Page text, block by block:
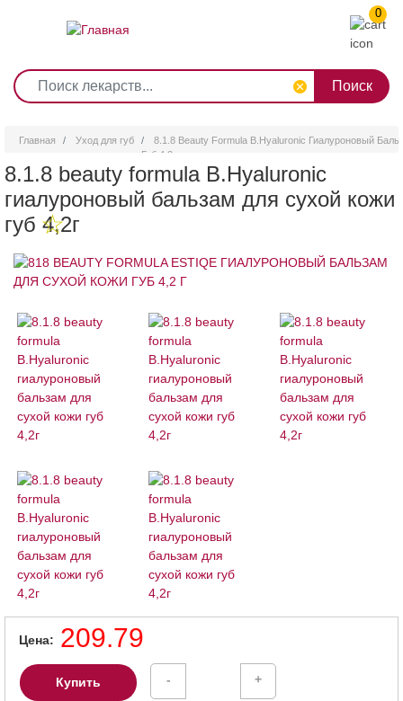
0
Главная Уход для губ
8.1.8 Beauty Formula B.Hyaluronic Гиалуроновый
Губ 4,2г
8.1.8 beauty formula B.Hyaluronic
гиалуроновый бальзам для сухой кожи
губ 4,2г
Цена 209.79
Купить - +